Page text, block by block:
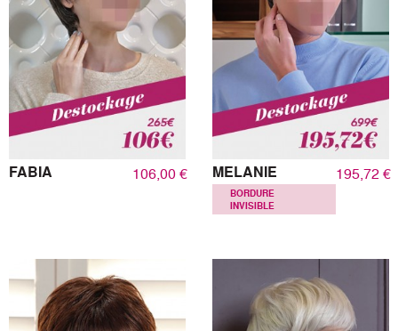
FABIA 106,00 € MELANIE 195,72 €
BORDURE
INVISIBLE